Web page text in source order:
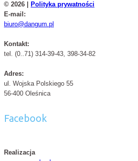
© 2026 |
Polityka prywatności
E-mail:
biuro@dangum.pl
Kontakt:
tel. (0..71) 314-39-43, 398-34-82
Adres:
ul. Wojska Polskiego 55
56-400 Oleśnica
Facebook
Realizacja